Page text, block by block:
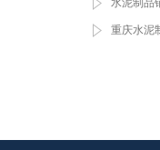
水泥制品
重庆水泥